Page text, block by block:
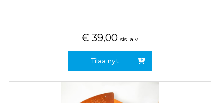
€ 39,00 sis. alv
Tilaa nyt